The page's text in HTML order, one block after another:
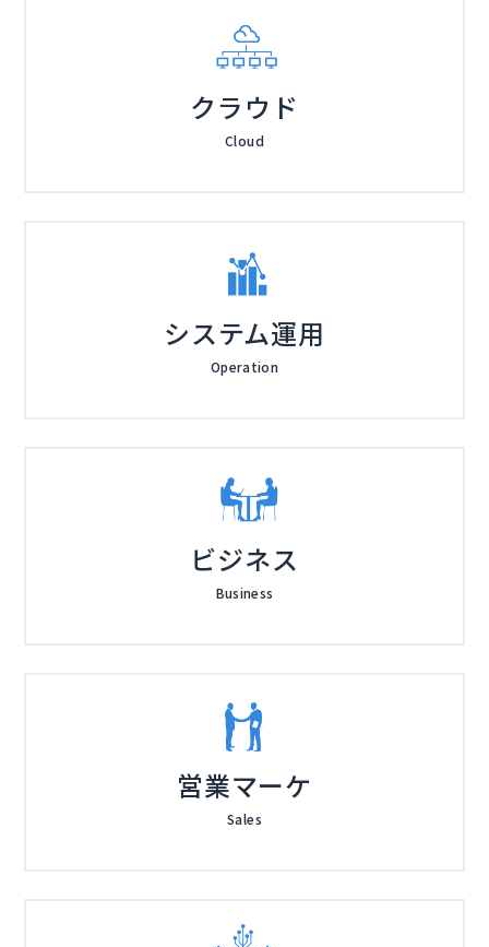
クラウド
Cloud
システム運用
Operation
ビジネス
Business
営業マーケ
Sales